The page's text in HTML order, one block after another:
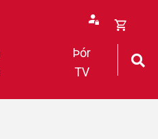
Þór
TV
Opna
körfu